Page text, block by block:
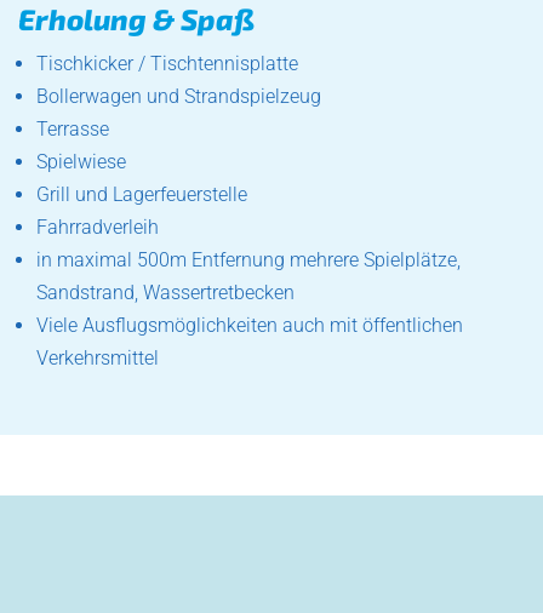
Erholung & Spaß
Tischkicker / Tischtennisplatte
Bollerwagen und Strandspielzeug
Terrasse
Spielwiese
Grill und Lagerfeuerstelle
Fahrradverleih
in maximal 500m Entfernung mehrere Spielplätze,
Sandstrand, Wassertretbecken
Viele Ausflugsmöglichkeiten auch mit öffentlichen
Verkehrsmittel